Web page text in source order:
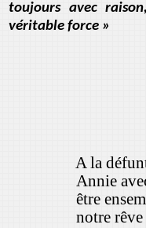
toujours avec
véritable
A la
Annie
être
notre